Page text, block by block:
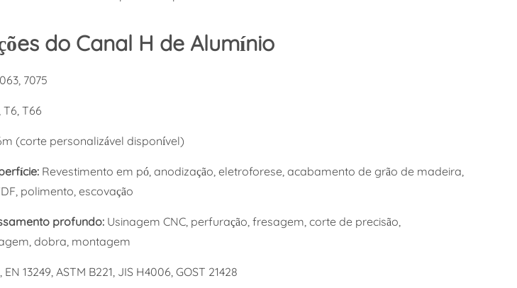
do Canal H de Alumínio
7075
T66
(corte personalizável disponível)
Revestimento em pó, anodização, eletroforese, acabamento de grão de madeira,
polimento, escovação
profundo:Usinagem CNC, perfuração, fresagem, corte de precisão,
dobra, montagem
13249, ASTM B221, JIS H4006, GOST 21428